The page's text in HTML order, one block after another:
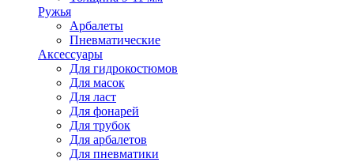
Ружья
Арбалеты
Пневматические
Аксессуары
Для гидрокостюмов
Для масок
Для ласт
Для фонарей
Для трубок
Для арбалетов
Для пневматики